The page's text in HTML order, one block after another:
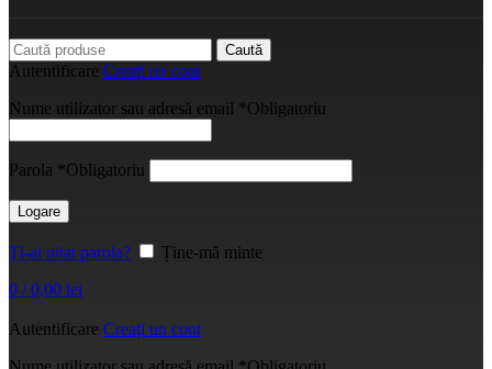
Caută
Autentificare Creați un cont
Nume utilizator sau adresă email *Obligatoriu
Parola *Obligatoriu
Logare
Ți-ai uitat parola?
Ține-mă minte
0 / 0,00 lei
Autentificare Creați un cont